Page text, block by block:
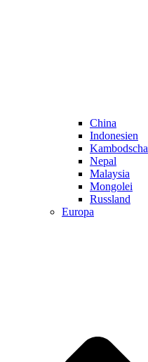
China
Indonesien
Kambodscha
Nepal
Malaysia
Mongolei
Russland
Europa